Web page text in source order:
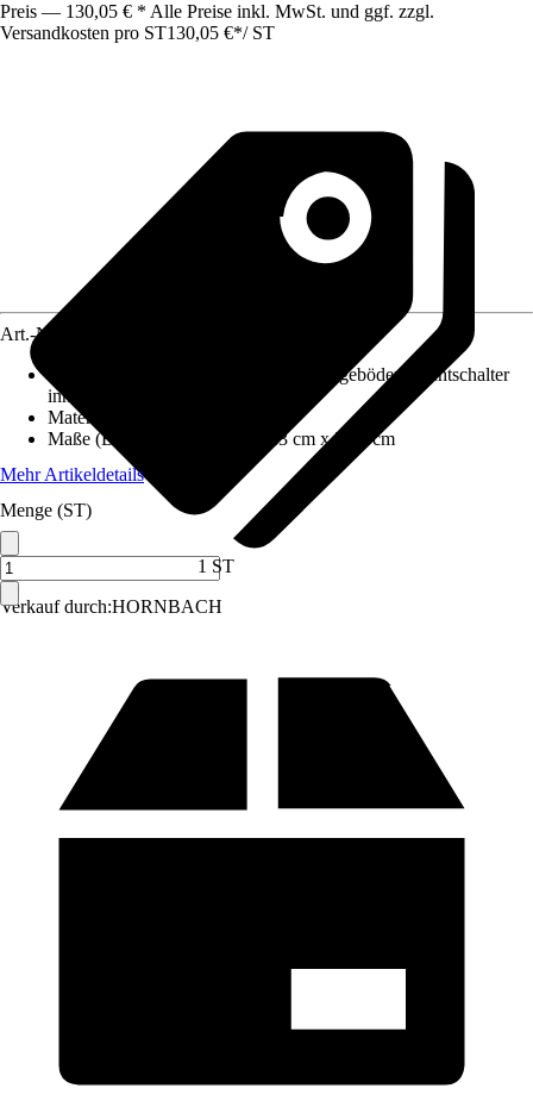
Preis — 130,05 € * Alle Preise inkl. MwSt. und ggf. zzgl.
Versandkosten pro ST130,05 €*/ ST
Verkauf durch:HORNBACH
Art.-Nr.
2 verstellbare Glaseinlegeböden, Lichtschalter
innen, Steckdose innen
Material Korpus
Maße (BxHxT)
50.4 cm x 72.3 cm x 23.7 cm
Mehr Artikeldetails
Menge (ST)
1 ST